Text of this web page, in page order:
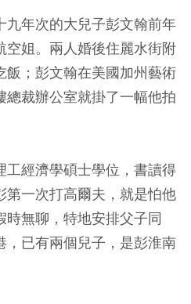
九年次的大兒子彭文翰前年
空姐。兩人婚後住麗水街附
飯；彭文翰在美國加州藝術
裁辦公室就掛了一幅他拍
工經濟學碩士學位，書讀得
第一次打高爾夫，就是怕他
時無聊，特地安排父子同
，已有兩個兒子，是彭淮南